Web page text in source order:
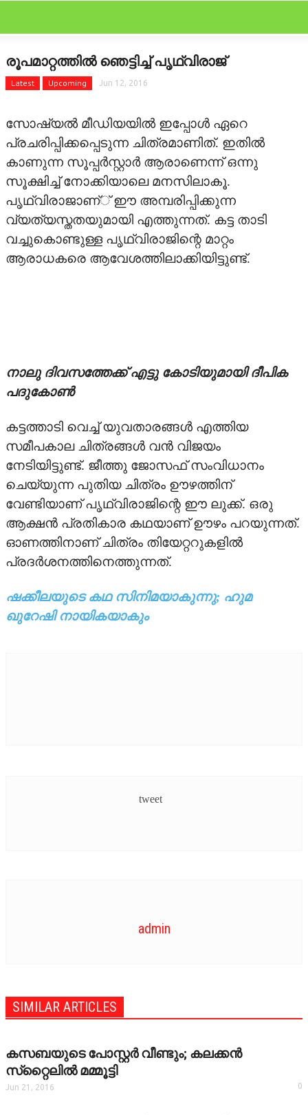
FEATURED
REVIEW
GALLERY
GOSSIPS
LATEST
UPCOMING
STRAR VIDEOS
TRAILER
രൂപമാറ്റത്തില്‍ ഞെട്ടിച്ച് പൃഥ്വിരാജ്
Latest Upcoming Jun 12, 2016
സോഷ്യല്‍ മീഡിയയില്‍ ഇപ്പോള്‍ ഏറെ
പ്രചരിപ്പിക്കപ്പെടുന്ന ചിത്രമാണിത്. ഇതില്‍
കാണുന്ന സൂപ്പര്‍സ്റ്റാര്‍ ആരാണെന്ന് ഒന്നു
സൂക്ഷിച്ച് നോക്കിയാലെ മനസിലാകൂ.
പൃഥ്വിരാജാണ്് ഈ അമ്പരിപ്പിക്കുന്ന
വ്യത്യസ്തതയുമായി എത്തുന്നത്. കട്ട താടി
വച്ചുകൊണ്ടുള്ള പൃഥ്വിരാജിന്റെ മാറ്റം
ആരാധകരെ ആവേശത്തിലാക്കിയിട്ടുണ്ട്.
നാലു ദിവസത്തേക്ക് എട്ടു കോടിയുമായി ദീപിക
പദുകോണ്‍
കട്ടത്താടി വെച്ച് യുവതാരങ്ങള്‍ എത്തിയ
സമീപകാല ചിത്രങ്ങള്‍ വന്‍ വിജയം
നേടിയിട്ടുണ്ട്. ജീത്തു ജോസഫ് സംവിധാനം
ചെയ്യുന്ന പുതിയ ചിത്രം ഊഴത്തിന്
വേണ്ടിയാണ് പൃഥ്വിരാജിന്റെ ഈ ലുക്ക്. ഒരു
ആക്ഷന്‍ പ്രതികാര കഥയാണ് ഊഴം പറയുന്നത്.
ഓണത്തിനാണ് ചിത്രം തിയേറ്ററുകളില്‍
പ്രദര്‍ശനത്തിനെത്തുന്നത്.
ഷക്കീലയുടെ കഥ സിനിമയാകുന്നു; ഹുമ
ഖുറേഷി നായികയാകും
tweet
admin
SIMILAR ARTICLES
കസബയുടെ പോസ്റ്റര്‍ വീണ്ടും; കലക്കന്‍
സ്‌റ്റൈലില്‍ മമ്മൂട്ടി
Jun 21, 2016 0